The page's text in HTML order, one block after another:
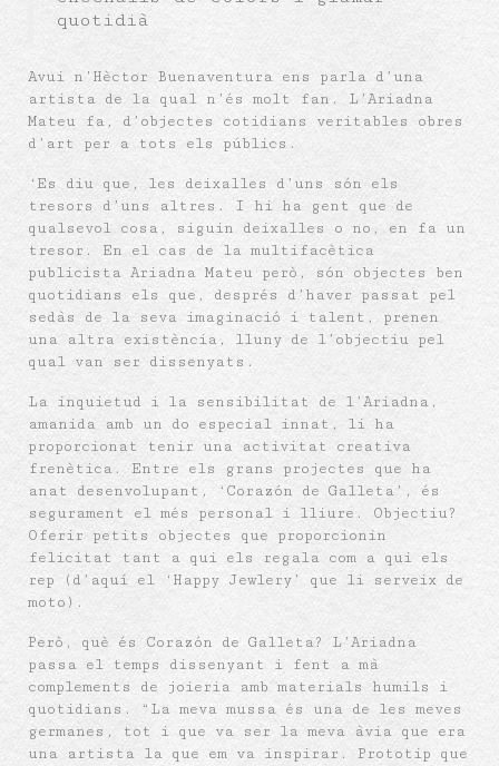
quotidià
Avui n’Hèctor Buenaventura ens parla d’una
artista de la qual n’és molt fan. L’Ariadna
Mateu fa, d’objectes cotidians veritables obres
d’art per a tots els públics.
‘Es diu que, les deixalles d’uns són els
tresors d’uns altres. I hi ha gent que de
qualsevol cosa, siguin deixalles o no, en fa un
tresor. En el cas de la multifacètica
publicista Ariadna Mateu però, són objectes ben
quotidians els que, després d’haver passat pel
sedàs de la seva imaginació i talent, prenen
una altra existència, lluny de l’objectiu pel
qual van ser dissenyats.
La inquietud i la sensibilitat de l’Ariadna,
amanida amb un do especial innat, li ha
proporcionat tenir una activitat creativa
frenètica. Entre els grans projectes que ha
anat desenvolupant, ‘Corazón de Galleta’, és
segurament el més personal i lliure. Objectiu?
Oferir petits objectes que proporcionin
felicitat tant a qui els regala com a qui els
rep (d’aquí el ‘Happy Jewlery’ que li serveix de
moto).
Però, què és Corazón de Galleta? L’Ariadna
passa el temps dissenyant i fent a mà
complements de joieria amb materials humils i
quotidians. “La meva mussa és una de les meves
germanes, tot i que va ser la meva àvia que era
una artista la que em va inspirar. Prototip que